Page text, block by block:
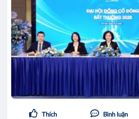
Thích Bình luận